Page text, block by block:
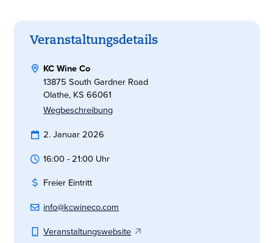
Veranstaltungsdetails
KC Wine Co
13875 South Gardner Road
Olathe, KS 66061
Wegbeschreibung
2. Januar 2026
16:00 - 21:00 Uhr
Freier Eintritt
info@kcwineco.com
Veranstaltungswebsite